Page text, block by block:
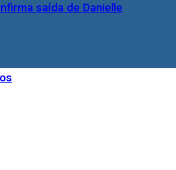
saída de Danielle